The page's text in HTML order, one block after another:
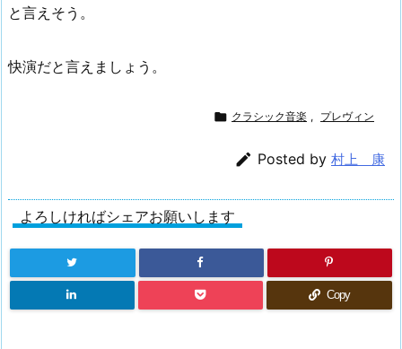
と言えそう。
快演だと言えましょう。
 クラシック音楽 , プレヴィン
 Posted by 村上 康
よろしければシェアお願いします
Copy